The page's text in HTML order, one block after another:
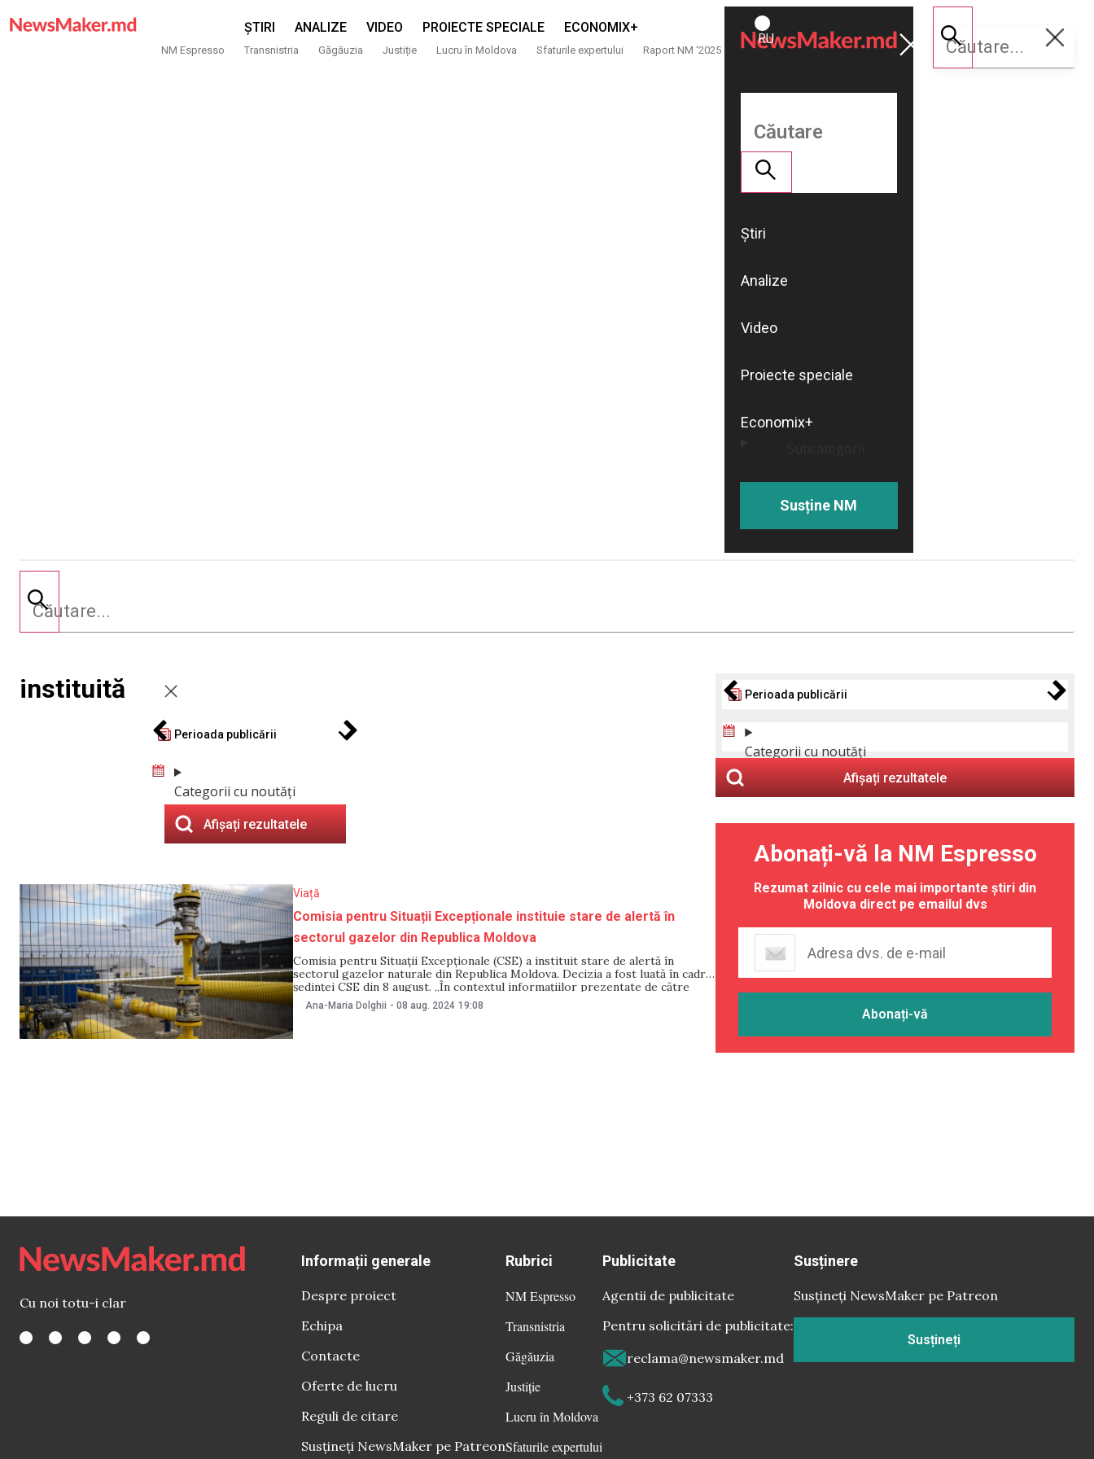
ȘTIRI ANALIZE VIDEO PROIECTE SPECIALE ECONOMIX+
NM Espresso Transnistria Găgăuzia Justiție Lucru în Moldova Sfaturile expertului Raport NM ‘2025
ROMÂNĂ
RU
Susține
NM
Știri
Analize
Video
Proiecte speciale
Economix+
Susține NM
instituită
Perioada publicării
Categorii cu noutăți
Afișați rezultatele
Viață
Comisia pentru Situații Excepționale instituie stare de alertă în
sectorul gazelor din Republica Moldova
Comisia pentru Situații Excepționale (CSE) a instituit stare de alertă în
sectorul gazelor naturale din Republica Moldova. Decizia a fost luată în cadrul
ședinței CSE din 8 august. „În contextul informațiilor prezentate de către
Ministerul Energiei privind riscul potențial de întrerupere a aprovizionării cu
gaze naturale, ca urmare a acțiunilor
Ana-Maria Dolghii - 08 aug. 2024 19:08
Perioada publicării
Categorii cu noutăți
Afișați rezultatele
Abonați-vă la NM Espresso
Rezumat zilnic cu cele mai importante știri din
Moldova direct pe emailul dvs
Cu noi totu-i clar
Informații generale
Despre proiect
Echipa
Contacte
Oferte de lucru
Reguli de citare
Susțineți NewsMaker pe Patreon
Rubrici
NM Espresso
Transnistria
Găgăuzia
Justiție
Lucru în Moldova
Sfaturile expertului
Publicitate
Agentii de publicitate
Pentru solicitări de publicitate:
reclama@newsmaker.md
+373 62 07333
Susținere
Susțineți NewsMaker pe Patreon
Susțineți